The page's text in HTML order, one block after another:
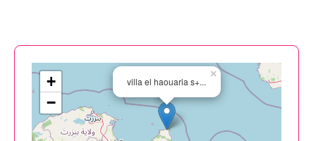
villa el haouaria s+...
×
+
−